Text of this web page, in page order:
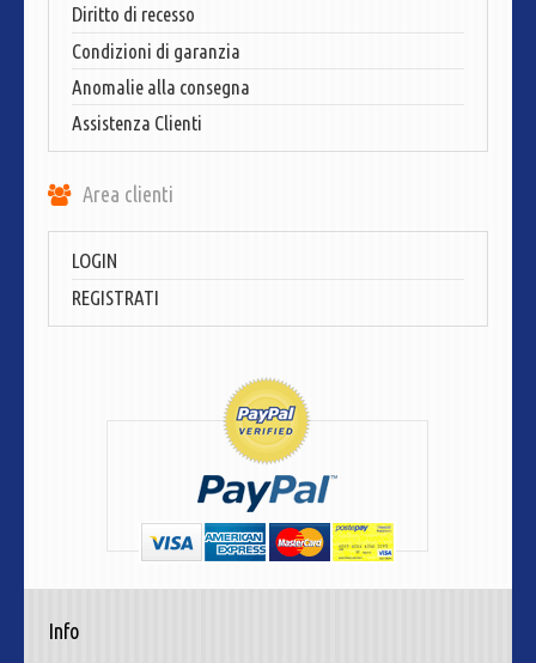
Diritto di recesso
Condizioni di garanzia
Anomalie alla consegna
Assistenza Clienti
Area clienti
LOGIN
REGISTRATI
Info